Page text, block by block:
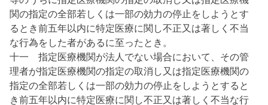
関の指定の全部若しくは一部の効力の停止をしようとす
るとき前五年以内に特定医療に関し不正又は著しく不当
な行為をした者があるに至ったとき。
十一 指定医療機関が法人でない場合において、その管
理者が指定医療機関の指定の取消し又は指定医療機関の
指定の全部若しくは一部の効力の停止をしようとすると
き前五年以内に特定医療に関し不正又は著しく不当な行